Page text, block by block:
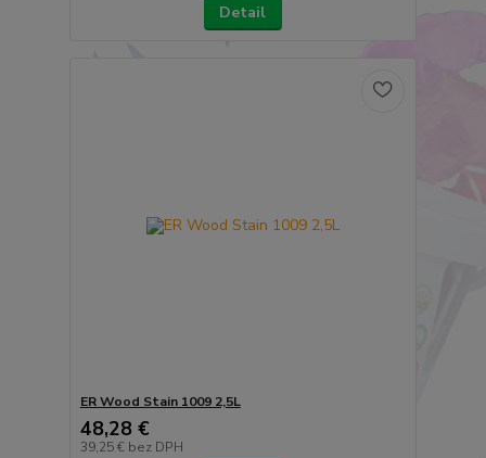
Detail
ER Wood Stain 1009 2,5L
48,28 €
39,25 € bez DPH